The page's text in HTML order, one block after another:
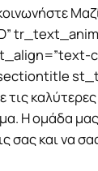
Η ομάδα μας
σας και να